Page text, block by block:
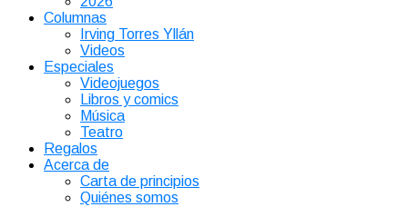
Columnas
Irving Torres Yllán
Videos
Especiales
Videojuegos
Libros y comics
Música
Teatro
Regalos
Acerca de
Carta de principios
Quiénes somos